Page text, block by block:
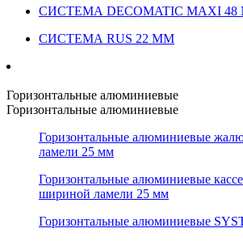
СИСТЕМА DECOMATIC MAXI
СИСТЕМА RUS 22 ММ
Горизонтальные алюминиевые
Горизонтальные алюминиевые
Горизонтальные алюминиевые
ламели 25 мм
Горизонтальные алюминиевые
шириной ламели 25 мм
Горизонтальные алюминиевые